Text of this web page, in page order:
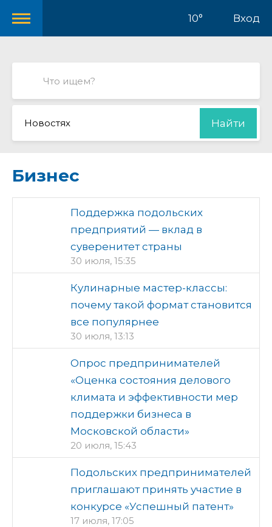
10° Вход
Новостях Найти
Бизнес
Поддержка подольских
предприятий — вклад в
суверенитет страны
30 июля, 15:35
Кулинарные мастер-классы:
почему такой формат становится
все популярнее
30 июля, 13:13
Опрос предпринимателей
«Оценка состояния делового
климата и эффективности мер
поддержки бизнеса в
Московской области»
20 июля, 15:43
Подольских предпринимателей
приглашают принять участие в
конкурсе «Успешный патент»
17 июля, 17:05